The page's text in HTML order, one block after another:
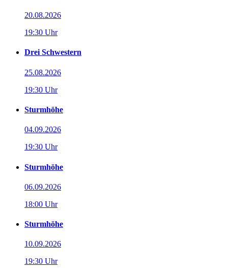
20.08.2026
19:30 Uhr
Drei Schwestern
25.08.2026
19:30 Uhr
Sturmhöhe
04.09.2026
19:30 Uhr
Sturmhöhe
06.09.2026
18:00 Uhr
Sturmhöhe
10.09.2026
19:30 Uhr